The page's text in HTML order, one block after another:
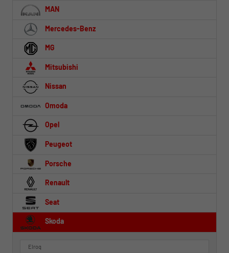
MAN
Mercedes-Benz
MG
Mitsubishi
Nissan
Omoda
Opel
Peugeot
Porsche
Renault
Seat
Skoda
Elroq